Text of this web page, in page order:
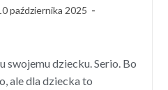
października 2025
dziecku. Serio. Bo
ale dla dziecka to